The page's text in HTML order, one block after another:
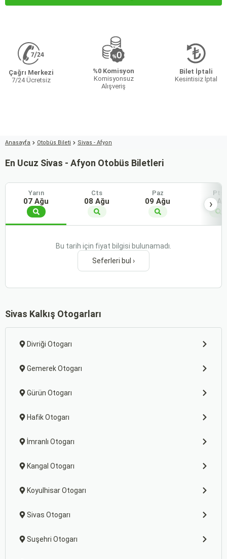
Çağrı Merkezi
7/24 Ücretsiz
%0 Komisyon
Komisyonsuz
Alışveriş
Bilet İptali
Kesintisiz İptal
Anasayfa Otobüs Bileti Sivas - Afyon
En Ucuz Sivas - Afyon Otobüs Biletleri
Yarın
07 Ağu
Cts
08 Ağu
Paz
09 Ağu
Pts
10
›
Bu tarih için fiyat bilgisi bulunamadı.
Seferleri bul ›
Sivas Kalkış Otogarları
Divriği Otogarı
Gemerek Otogarı
Gürün Otogarı
Hafik Otogarı
İmranlı Otogarı
Kangal Otogarı
Koyulhisar Otogarı
Sivas Otogarı
Suşehri Otogarı